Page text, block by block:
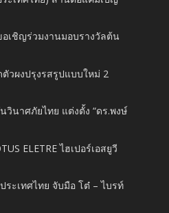
เชิญร่วมงานมอบรางวัลต้น
ตัวผงปรุงรสรูปแบบใหม่ 2
วินาศภัยไทย แต่งตั้ง “ดร.พงษ์
ELETRE ไฮเปอร์เอสยูวี
ระเทศไทย จับมือ โต๋ – ไบรท์